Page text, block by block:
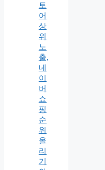
토
어
상
위
노
출,
네
이
버
쇼
핑
순
위
올
리
기